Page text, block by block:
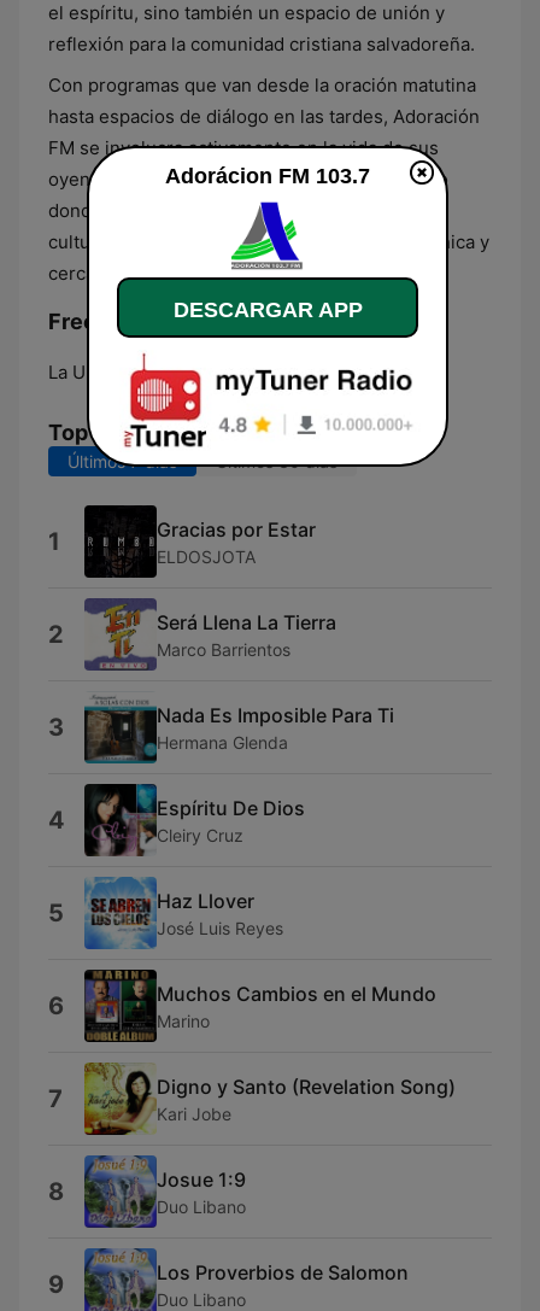
el espíritu, sino también un espacio de unión y
reflexión para la comunidad cristiana salvadoreña.
Con programas que van desde la oración matutina
hasta espacios de diálogo en las tardes, Adoración
FM se involucra activamente en la vida de sus
oyentes. La estación es un punto de encuentro
donde las historias de fe se entrelazan con la
cultura local, creando una experiencia radial única y
cercana al pueblo salvadoreño.
Frecuencias Adorácion FM 103.7:
La Unión: 103.7 FM
Top Canciones
Últimos 7 días Últimos 30 días
1 Gracias por Estar
ELDOSJOTA
2 Será Llena La Tierra
Marco Barrientos
3 Nada Es Imposible Para Ti
Hermana Glenda
4 Espíritu De Dios
Cleiry Cruz
5 Haz Llover
José Luis Reyes
6 Muchos Cambios en el Mundo
Marino
7 Digno y Santo (Revelation Song)
Kari Jobe
8 Josue 1:9
Duo Libano
9 Los Proverbios de Salomon
Duo Libano
Adorácion FM 103.7
DESCARGAR APP